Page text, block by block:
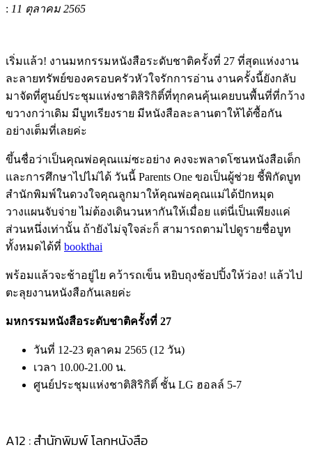
: 11 ตุลาคม 2565
เริ่มแล้ว! งานมหกรรมหนังสือระดับชาติครั้งที่ 27 ที่สุดแห่งงาน
ละลายทรัพย์ของครอบครัวหัวใจรักการอ่าน งานครั้งนี้ยังกลับ
มาจัดที่ศูนย์ประชุมแห่งชาติสิริกิติ์ที่ทุกคนคุ้นเคยบนพื้นที่ที่กว้าง
ขวางกว่าเดิม มีบูทเรียงราย มีหนังสือละลานตาให้ได้ซื้อกัน
อย่างเต็มที่เลยค่ะ
ขึ้นชื่อว่าเป็นคุณพ่อคุณแม่ซะอย่าง คงจะพลาดโซนหนังสือเด็ก
และการศึกษาไปไม่ได้ วันนี้ Parents One ขอเป็นผู้ช่วย ชี้พิกัดบูท
สำนักพิมพ์ในดวงใจคุณลูกมาให้คุณพ่อคุณแม่ได้ปักหมุด
วางแผนจับจ่าย ไม่ต้องเดินวนหากันให้เมื่อย แต่นี่เป็นเพียงแค่
ส่วนหนึ่งเท่านั้น ถ้ายังไม่จุใจล่ะก็ สามารถตามไปดูรายชื่อบูท
ทั้งหมดได้ที่ bookthai
พร้อมแล้วจะช้าอยู่ไย คว้ารถเข็น หยิบถุงช้อปปิ้งให้ว่อง! แล้วไป
ตะลุยงานหนังสือกันเลยค่ะ
มหกรรมหนังสือระดับชาติครั้งที่ 27
วันที่ 12-23 ตุลาคม 2565 (12 วัน)
เวลา 10.00-21.00 น.
ศูนย์ประชุมแห่งชาติสิริกิติ์ ชั้น LG ฮอลล์ 5-7
A12 : สำนักพิมพ์ โลกหนังสือ